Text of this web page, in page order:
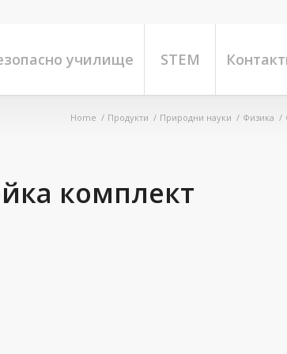
училище STEM
Home / Продукти / Природни науки / Физика /
комплект